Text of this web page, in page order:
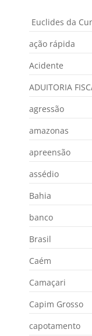
Euclides da
ação rápida
Acidente
ADUITORIA
agressão
amazonas
apreensão
assédio
Bahia
banco
Brasil
Caém
Camaçari
Capim Grosso
capotamento